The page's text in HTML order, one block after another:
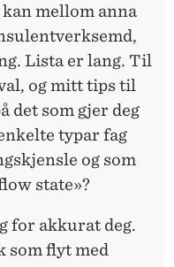
mellom anna
Lista er lang. Til
og mitt tips til
det som gjer deg
typar fag
og som
state»?
for akkurat deg.
som flyt med